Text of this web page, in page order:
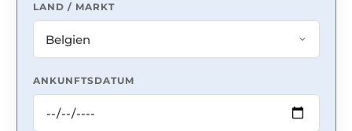
LAND / MARKT
ANKUNFTSDATUM